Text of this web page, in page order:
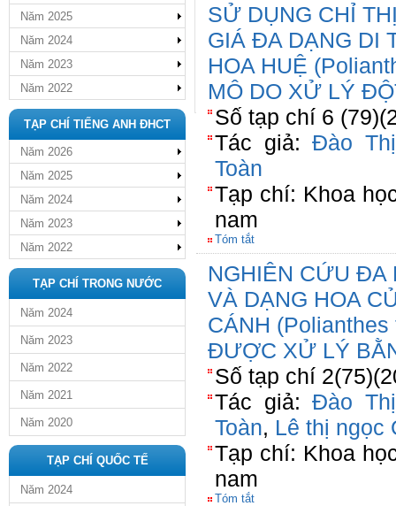
Năm 2025
Năm 2024
Năm 2023
Năm 2022
TẠP CHÍ TIẾNG ANH ĐHCT
Năm 2026
Năm 2025
Năm 2024
Năm 2023
Năm 2022
TẠP CHÍ TRONG NƯỚC
Năm 2024
Năm 2023
Năm 2022
Năm 2021
Năm 2020
TẠP CHÍ QUỐC TẾ
Năm 2024
SỬ DỤNG CHỈ
GIÁ ĐA DẠNG DI
HOA HUỆ
MÔ DO XỬ LÝ
Số tạp chí 6
Tác giả:Đào
Toàn
Tạp chí: Khoa
nam
Tóm tắt
NGHIÊN CỨU ĐA
VÀ DẠNG HOA
CÁNH
ĐƯỢC XỬ LÝ
Số tạp chí
Tác giả:Đào
Toàn, Lê thị ngọc
Tạp chí: Khoa
nam
Tóm tắt